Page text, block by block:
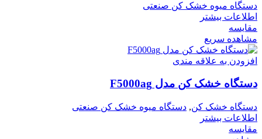
دستگاه میوه خشک کن صنعتی
اطلاعات بیشتر
مقایسه
مشاهده سریع
افزودن به علاقه مندی
دستگاه خشک کن مدل F5000ag
دستگاه خشک کن, دستگاه میوه خشک کن صنعتی
اطلاعات بیشتر
مقایسه